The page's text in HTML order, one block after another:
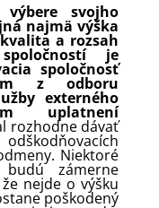
svojho
najmä výška
a rozsah
je
spoločnosť
z odboru
externého
uplatnení
rozhodne dávať
Niektoré
budú zámerne
nejde o výšku
poškodený